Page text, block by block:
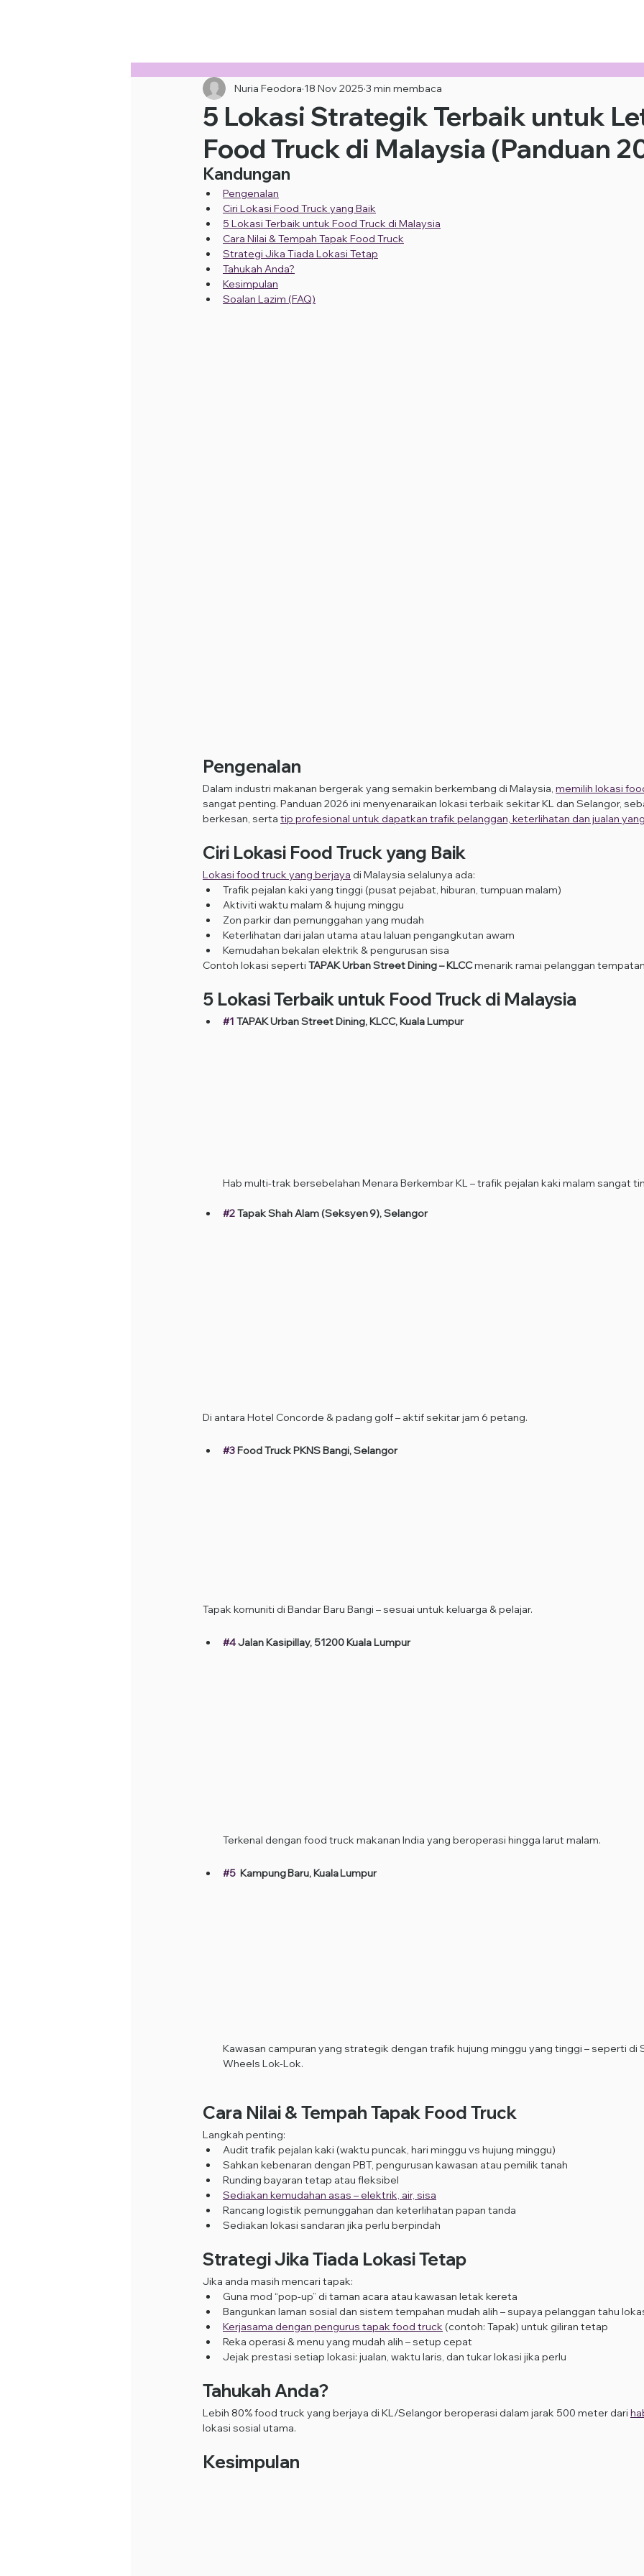
5 Lokasi Strategik Terbaik untuk
Food Truck di Malaysia (Panduan
Nuria Feodora 18 Nov 2025 3 min membaca
Kandungan
Pengenalan
Ciri Lokasi Food Truck yang Baik
5 Lokasi Terbaik untuk Food Truck di Malaysia
Cara Nilai & Tempah Tapak Food Truck
Strategi Jika Tiada Lokasi Tetap
Tahukah Anda?
Kesimpulan
Soalan Lazim (FAQ)
Pengenalan
Dalam industri makanan bergerak yang semakin berkembang di Malaysia, memilih lokasi
sangat penting. Panduan 2026 ini menyenaraikan lokasi terbaik sekitar KL dan Selangor,
berkesan, serta tip profesional untuk dapatkan trafik pelanggan, keterlihatan dan jualan
Ciri Lokasi Food Truck yang Baik
Lokasi food truck yang berjaya di Malaysia selalunya ada:
Trafik pejalan kaki yang tinggi (pusat pejabat, hiburan, tumpuan malam)
Aktiviti waktu malam & hujung minggu
Zon parkir dan pemunggahan yang mudah
Keterlihatan dari jalan utama atau laluan pengangkutan awam
Kemudahan bekalan elektrik & pengurusan sisa
Contoh lokasi seperti TAPAK Urban Street Dining – KLCC menarik ramai pelanggan
5 Lokasi Terbaik untuk Food Truck di Malaysia
#1 TAPAK Urban Street Dining, KLCC, Kuala Lumpur
Hab multi-trak bersebelahan Menara Berkembar KL – trafik pejalan kaki malam sangat
#2 Tapak Shah Alam (Seksyen 9), Selangor
Di antara Hotel Concorde & padang golf – aktif sekitar jam 6 petang.
#3 Food Truck PKNS Bangi, Selangor
Tapak komuniti di Bandar Baru Bangi – sesuai untuk keluarga & pelajar.
#4 Jalan Kasipillay, 51200 Kuala Lumpur
Terkenal dengan food truck makanan India yang beroperasi hingga larut malam.
#5
  Kampung Baru, Kuala Lumpur
Kawasan campuran yang strategik dengan trafik hujung minggu yang tinggi – seperti di
Wheels Lok-Lok.
Cara Nilai & Tempah Tapak Food Truck
Langkah penting:
Audit trafik pejalan kaki (waktu puncak, hari minggu vs hujung minggu)
Sahkan kebenaran dengan PBT, pengurusan kawasan atau pemilik tanah
Runding bayaran tetap atau fleksibel
Sediakan kemudahan asas – elektrik, air, sisa
Rancang logistik pemunggahan dan keterlihatan papan tanda
Sediakan lokasi sandaran jika perlu berpindah
Strategi Jika Tiada Lokasi Tetap
Jika anda masih mencari tapak:
Guna mod “pop-up” di taman acara atau kawasan letak kereta
Bangunkan laman sosial dan sistem tempahan mudah alih – supaya pelanggan tahu
Kerjasama dengan pengurus tapak food truck (contoh: Tapak) untuk giliran tetap
Reka operasi & menu yang mudah alih – setup cepat
Jejak prestasi setiap lokasi: jualan, waktu laris, dan tukar lokasi jika perlu
Tahukah Anda?
Lebih 80% food truck yang berjaya di KL/Selangor beroperasi dalam jarak 500 meter dari
lokasi sosial utama.
Kesimpulan